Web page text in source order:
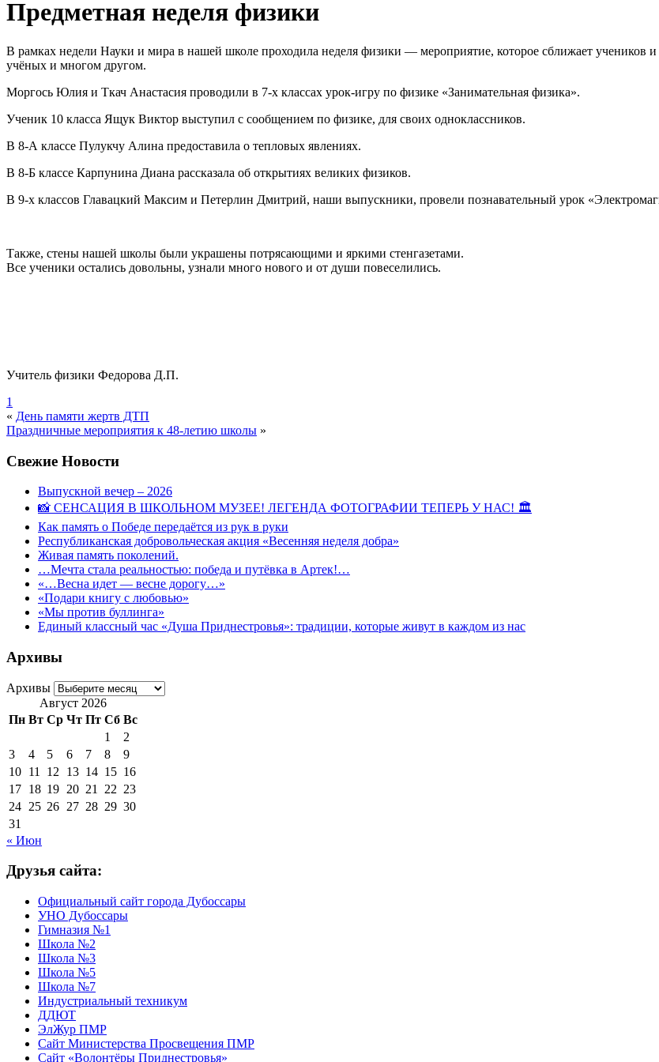
Предметная неделя физики
В рамках недели Науки и мира в нашей школе проходила неделя физики — мероприятие, которое сближает учеников и
учёных и многом другом.
Моргось Юлия и Ткач Анастасия проводили в 7-х классах урок-игру по физике «Занимательная физика».
Ученик 10 класса Ящук Виктор выступил с сообщением по физике, для своих одноклассников.
В 8-А классе Пулукчу Алина предоставила о тепловых явлениях.
В 8-Б классе Карпунина Диана рассказала об открытиях великих физиков.
В 9-х классов Главацкий Максим и Петерлин Дмитрий, наши выпускники, провели познавательный урок
Также, стены нашей школы были украшены потрясающими и яркими стенгазетами.
Все ученики остались довольны, узнали много нового и от души повеселились.
Учитель физики Федорова Д.П.
1
« День памяти жертв ДТП
Праздничные мероприятия к 48-летию школы »
Свежие Новости
Выпускной вечер – 2026
📸 СЕНСАЦИЯ В ШКОЛЬНОМ МУЗЕЕ! ЛЕГЕНДА ФОТОГРАФИИ ТЕПЕРЬ У НАС! 🏛
Как память о Победе передаётся из рук в руки
Республиканская добровольческая акция «Весенняя неделя добра»
Живая память поколений.
…Мечта стала реальностью: победа и путёвка в Артек!…
«…Весна идет — весне дорогу…»
«Подари книгу с любовью»
«Мы против буллинга»
Единый классный час «Душа Приднестровья»: традиции, которые живут в каждом из нас
Архивы
Архивы
Август 2026
Пн Вт Ср Чт Пт Сб Вс
1
2
3
4 5 6 7 8
9
10 11 12 13 14 15 16
17 18 19 20 21 22 23
24 25 26 27 28 29 30
31
« Июн
Друзья сайта:
Официальный сайт города Дубоссары
УНО Дубоссары
Гимназия №1
Школа №2
Школа №3
Школа №5
Школа №7
Индустриальный техникум
ДДЮТ
ЭлЖур ПМР
Сайт Министерства Просвещения ПМР
Сайт «Волонтёры Приднестровья»